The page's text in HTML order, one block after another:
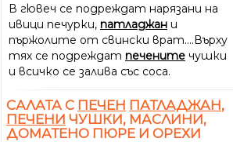
В гювеч се подреждат нарязани на
ивици печурки, патладжан и
пържолите от свински врат....Върху
тях се подреждат печените чушки
и всичко се залива със соса.
САЛАТА С ПЕЧЕН ПАТЛАДЖАН,
ПЕЧЕНИ ЧУШКИ, МАСЛИНИ,
ДОМАТЕНО ПЮРЕ И ОРЕХИ